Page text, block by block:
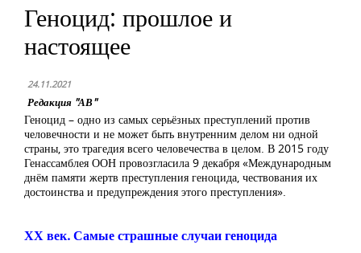
Геноцид: прошлое и
настоящее
24.11.2021
Редакция "АВ"
Геноцид – одно из самых серьёзных преступлений против
человечности и не может быть внутренним делом ни одной
страны, это трагедия всего человечества в целом. В 2015 году
Генассамблея ООН провозгласила 9 декабря «Международным
днём памяти жертв преступления геноцида, чествования их
достоинства и предупреждения этого преступления».
ХХ век. Самые страшные случаи геноцида